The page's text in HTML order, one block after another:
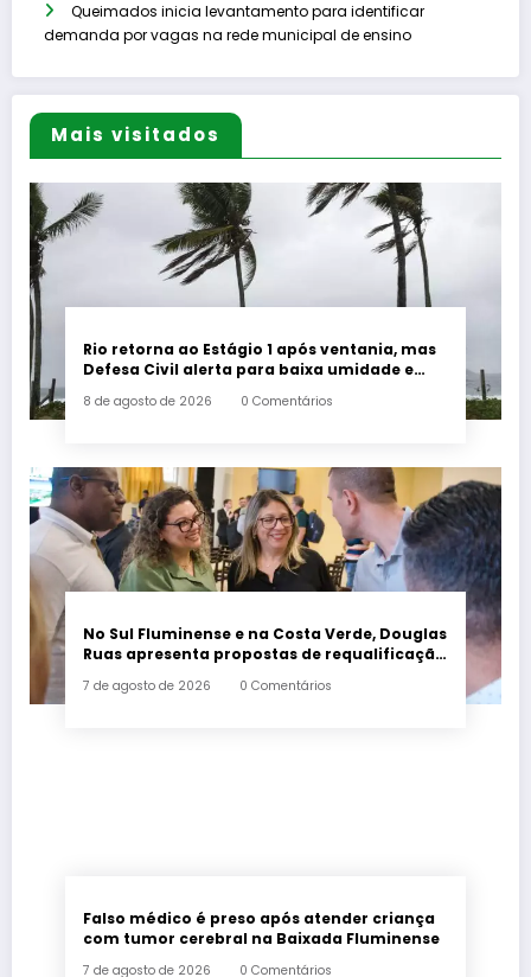
Queimados inicia levantamento para identificar
demanda por vagas na rede municipal de ensino
Mais visitados
Rio retorna ao Estágio 1 após ventania, mas
Defesa Civil alerta para baixa umidade e
8 de agosto de 2026 0 Comentários
No Sul Fluminense e na Costa Verde, Douglas
Ruas apresenta propostas de requalificação
7 de agosto de 2026 0 Comentários
Falso médico é preso após atender criança
com tumor cerebral na Baixada Fluminense
7 de agosto de 2026 0 Comentários